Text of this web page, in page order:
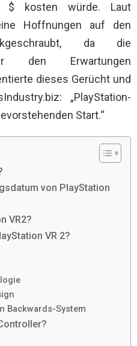
$ kosten würde. Laut
Hoffnungen auf den
da die
den Erwartungen
dieses Gerücht und
„PlayStation-
Start.“
von PlayStation
VR2?
VR 2?
Backwards-System